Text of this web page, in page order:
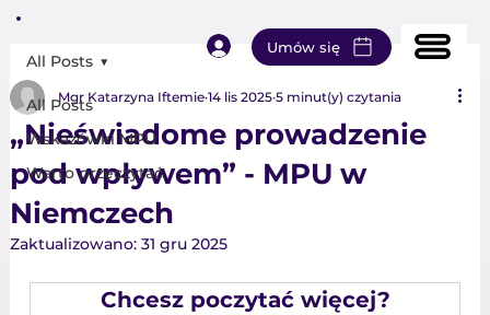
Umów się
All Posts
Wskazówki MPU
Warto przeczytać
All Posts
„Nieświadome prowadzenie
pod wpływem” - MPU w
Niemczech
Mgr Katarzyna Iftemie 14 lis 2025 5 minut(y) czytania
Zaktualizowano: 31 gru 2025
Chcesz poczytać więcej?